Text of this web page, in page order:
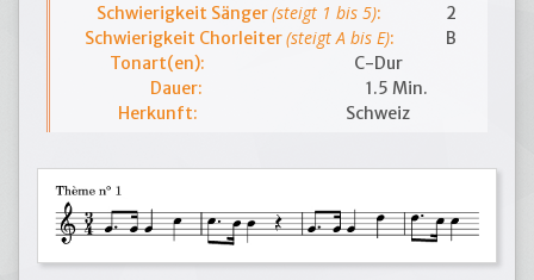
Schwierigkeit Sänger(steigt 1 bis 5):
2
Schwierigkeit Chorleiter(steigt A bis E):
B
Tonart(en):
C-Dur
Dauer:
1.5 Min.
Herkunft:
Schweiz